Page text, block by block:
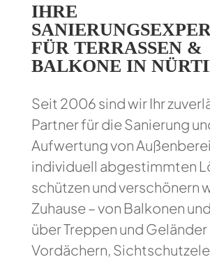
IHRE
FÜR TERRASSEN &
BALKONE IN
Seit 2006 sind wir Ihr
Partner für die Sanierung
Aufwertung von
individuell abgestimmten
schützen und verschönern
Zuhause – von Balkonen
über Treppen und Geländer
Vordächern,